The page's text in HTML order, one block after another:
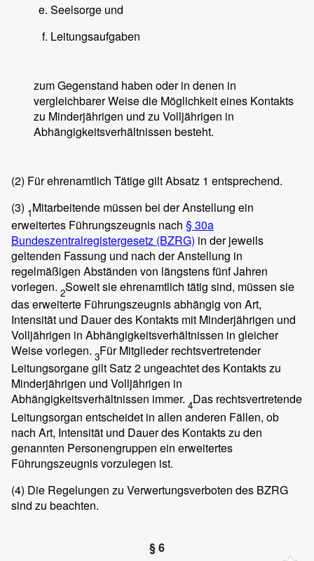
Seelsorge und
Leitungsaufgaben
zum Gegenstand haben oder in denen in
vergleichbarer Weise die Möglichkeit eines Kontakts
zu Minderjährigen und zu Volljährigen in
Abhängigkeitsverhältnissen besteht.
(2) Für ehrenamtlich Tätige gilt Absatz 1 entsprechend.
(3) 1Mitarbeitende müssen bei der Anstellung ein
erweitertes Führungszeugnis nach § 30a
Bundeszentralregistergesetz (BZRG) in der jeweils
geltenden Fassung und nach der Anstellung in
regelmäßigen Abständen von längstens fünf Jahren
vorlegen. 2Soweit sie ehrenamtlich tätig sind, müssen sie
das erweiterte Führungszeugnis abhängig von Art,
Intensität und Dauer des Kontakts mit Minderjährigen und
Volljährigen in Abhängigkeitsverhältnissen in gleicher
Weise vorlegen. 3Für Mitglieder rechtsvertretender
Leitungsorgane gilt Satz 2 ungeachtet des Kontakts zu
Minderjährigen und Volljährigen in
Abhängigkeitsverhältnissen immer. 4Das rechtsvertretende
Leitungsorgan entscheidet in allen anderen Fällen, ob
nach Art, Intensität und Dauer des Kontakts zu den
genannten Personengruppen ein erweitertes
Führungszeugnis vorzulegen ist.
(4) Die Regelungen zu Verwertungsverboten des BZRG
sind zu beachten.
§ 6